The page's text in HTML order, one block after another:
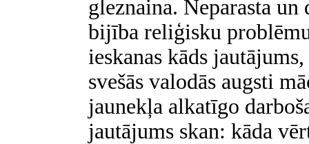
gleznaina. Neparasta
bijība reliģisku
ieskanas kāds
svešās valodās augsti
jaunekļa alkatīgo
jautājums skan: kāda